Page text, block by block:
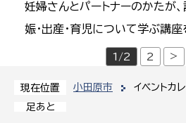
現在位置 小田原市
イベントカ
足あと
妊婦さんとパートナーのかたが
娠・出産・育児について学ぶ講座
1/2 2 >